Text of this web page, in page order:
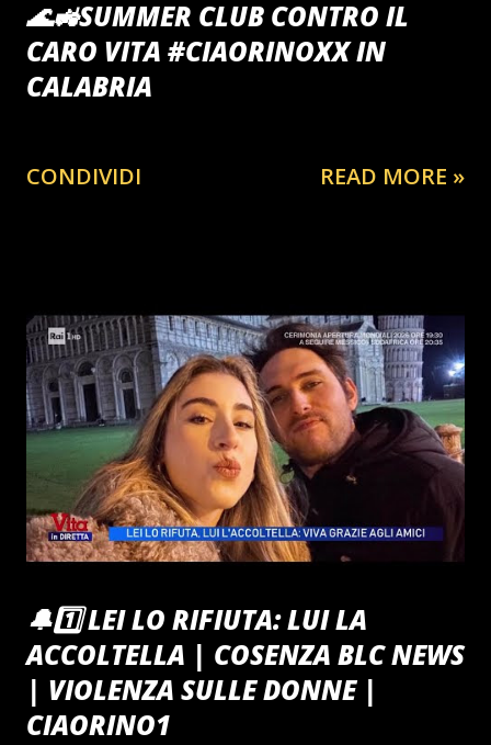
🌊🚜SUMMER CLUB CONTRO IL
CARO VITA #CIAORINOXX IN
CALABRIA
CONDIVIDI READ MORE »
🔔1️⃣ LEI LO RIFIUTA: LUI LA
ACCOLTELLA | COSENZA BLC NEWS
| VIOLENZA SULLE DONNE |
CIAORINO1